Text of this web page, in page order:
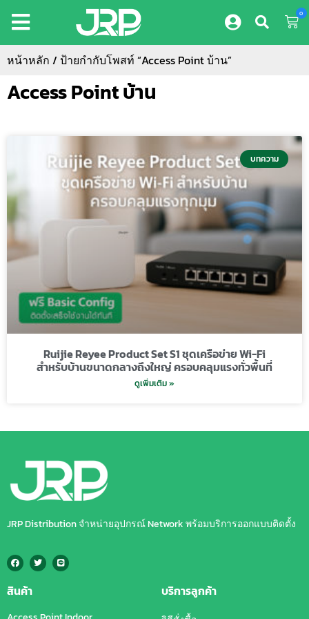
0
หน้าหลัก / ป้ายกำกับโพสท์ “Access Point บ้าน”
Access Point บ้าน
บทความ
Ruijie Reyee Product Set S1 ชุดเครือข่าย Wi-Fi
สำหรับบ้านขนาดกลางถึงใหญ่ ครอบคลุมแรงทั่วพื้นที่
ดูเพิ่มเติม »
JRP Distribution จำหน่ายอุปกรณ์ Network พร้อมบริการออกแบบติดตั้ง
สินค้า บริการลูกค้า